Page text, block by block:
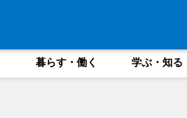
暮らす・働く 学ぶ・知る